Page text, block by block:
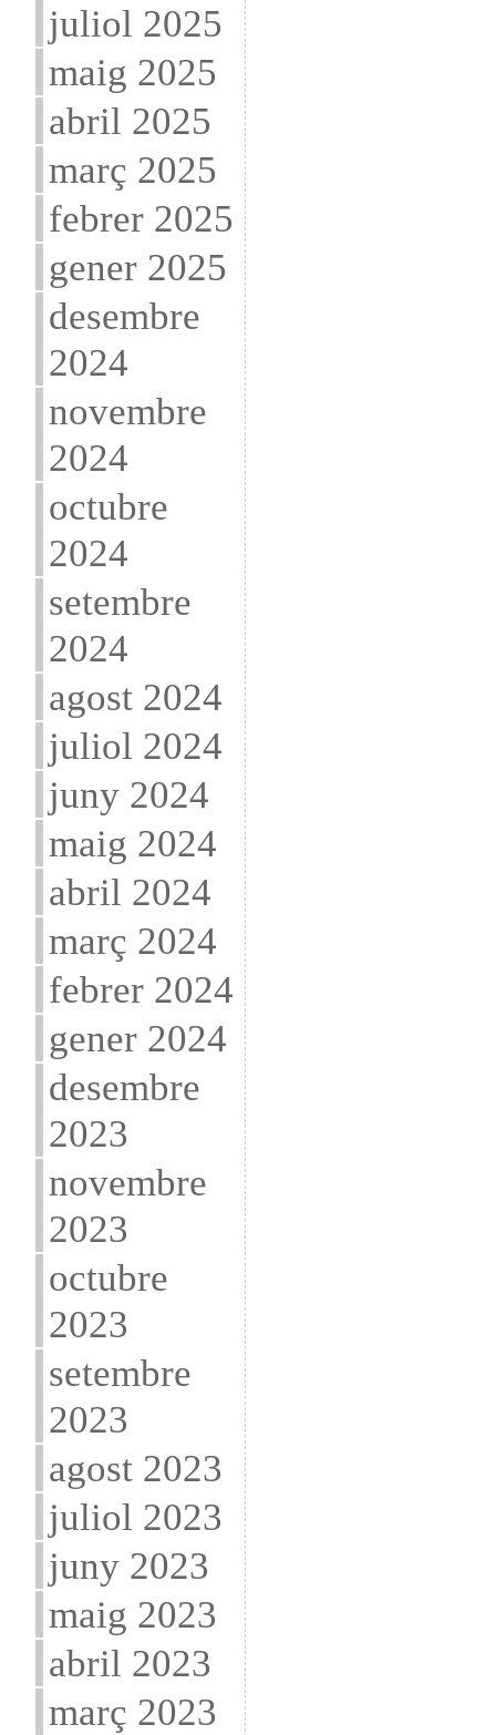
juliol 2025
maig 2025
abril 2025
març 2025
febrer 2025
gener 2025
desembre
2024
novembre
2024
octubre
2024
setembre
2024
agost 2024
juliol 2024
juny 2024
maig 2024
abril 2024
març 2024
febrer 2024
gener 2024
desembre
2023
novembre
2023
octubre
2023
setembre
2023
agost 2023
juliol 2023
juny 2023
maig 2023
abril 2023
març 2023